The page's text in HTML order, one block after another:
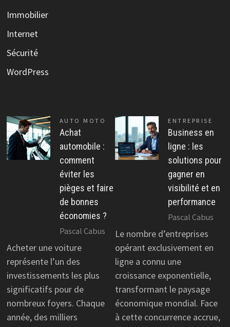
Immobilier
Internet
Sécurité
WordPress
AUTO MOTO
Achat
automobile :
comment
éviter les
pièges et faire
de bonnes
économies ?
Pascal Cabus
Acheter une voiture
représente l’un des
investissements les plus
significatifs pour de
nombreux foyers. Chaque
année, des milliers
ENTREPRISE
Business en
ligne : les
solutions pour
gagner en
visibilité et en
performance
Pascal Cabus
Le nombre d’entreprises
opérant exclusivement en
ligne a connu une
croissance exponentielle,
transformant le paysage
économique mondial. Face
à cette concurrence accrue,